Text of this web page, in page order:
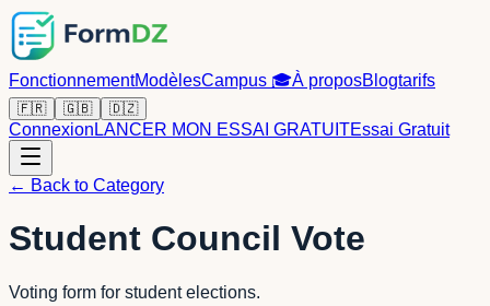
FonctionnementModèlesCampus 🎓À proposBlogtarifs
🇫🇷 🇬🇧 🇩🇿
Connexion LANCER MON ESSAI GRATUITEssai Gratuit
← Back to Category
Student Council Vote
Voting form for student elections.